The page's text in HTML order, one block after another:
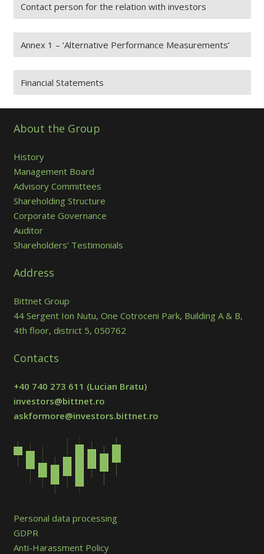
Contact person for the relation with investors
Annex 1 – ‘Alternative Performance Measurements’
Financial Statements
About the Group
History
Management Board
Advisory Committees
Shareholding Structure
Corporate Governance
Auditor
Shareholders’ Testimonials
Address
Bittnet Group
44 Sergent Ion Nutu, One Cotroceni Park, Building A & B,
4th floor, district 5, 050762
Contacts
+40 740 273 611 (Lucian Bratu)
investors@bittnet.ro
askformore@investors.bittnet.ro
Personal data processing
GDPR
Anti-Harassment Policy